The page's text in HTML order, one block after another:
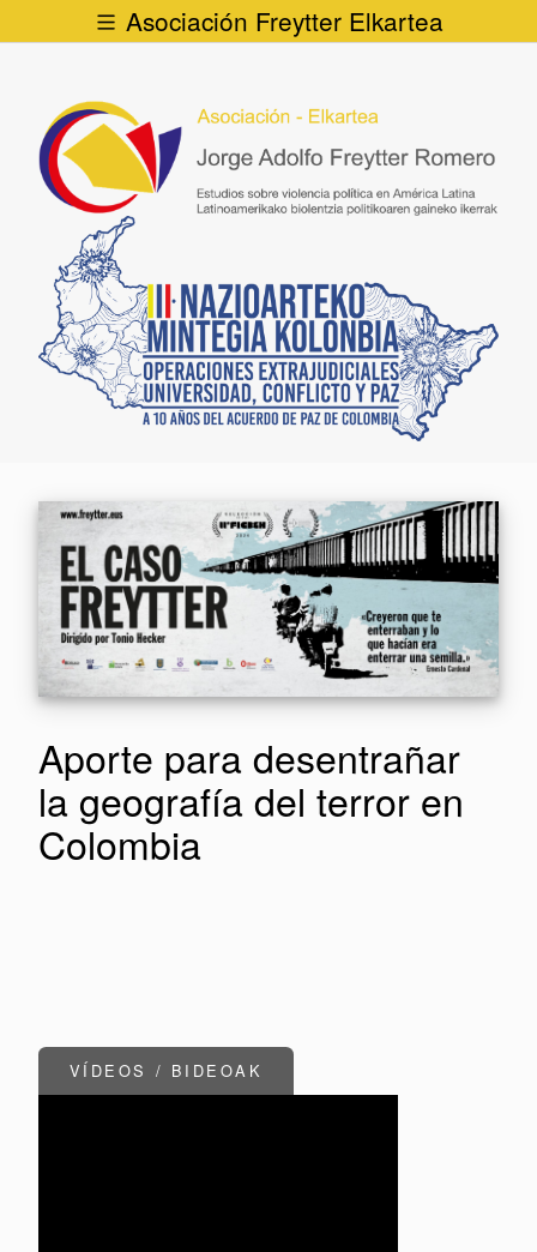
Asociación Freytter Elkartea
Aporte para desentrañar
la geografía del terror en
Colombia
VÍDEOS / BIDEOAK